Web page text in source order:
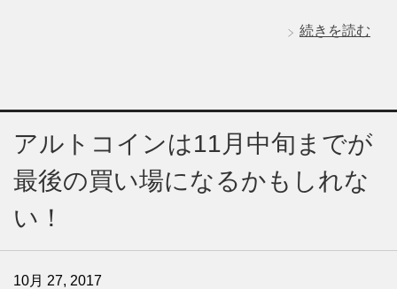
続きを読む
アルトコインは11月中旬までが
最後の買い場になるかもしれな
い！
10月 27, 2017